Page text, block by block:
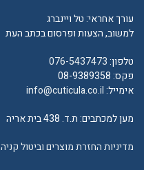
עורך אחראי: טל ויינברג
למשוב, הצעות ופרסום בכתב העת
טלפון:076-5437473
פקס: 08-9389358
אימייל:info@cuticula.co.il
מען למכתבים: ת.ד. 438 בית אריה
מדיניות החזרת מוצרים וביטול קניה